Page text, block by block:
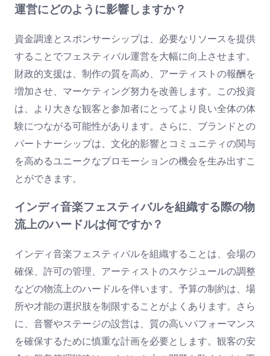
運営にどのように影響しますか？
資金調達とスポンサーシップは、必要なリソースを提供
することでフェスティバル運営を大幅に向上させます。
財政的支援は、制作の質を高め、アーティストの報酬を
増加させ、マーケティング努力を改善します。この投資
は、より大きな観客と参加者にとってより良い全体の体
験につながる可能性があります。さらに、ブランドとの
パートナーシップは、文化的影響とコミュニティの関与
を高めるユニークなプロモーションの機会を生み出すこ
とができます。
インディ音楽フェスティバルを組織する際の物
流上のハードルは何ですか？
インディ音楽フェスティバルを組織することは、会場の
確保、許可の管理、アーティストのスケジュールの調整
などの物流上のハードルを伴います。予算の制約は、場
所や才能の選択肢を制限することがよくあります。さら
に、音響やステージの設営は、質の高いパフォーマンス
を確保するために慎重な計画を必要とします。観客の安